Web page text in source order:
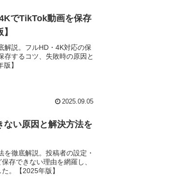
でTikTok動画を保存
解説。フルHD・4K対応の保
存するコツ、失敗時の原因と
】
2025.09.05
い原因と解決方法を
徹底解説。投稿者の設定・
存できない理由を網羅し、
。【2025年版】